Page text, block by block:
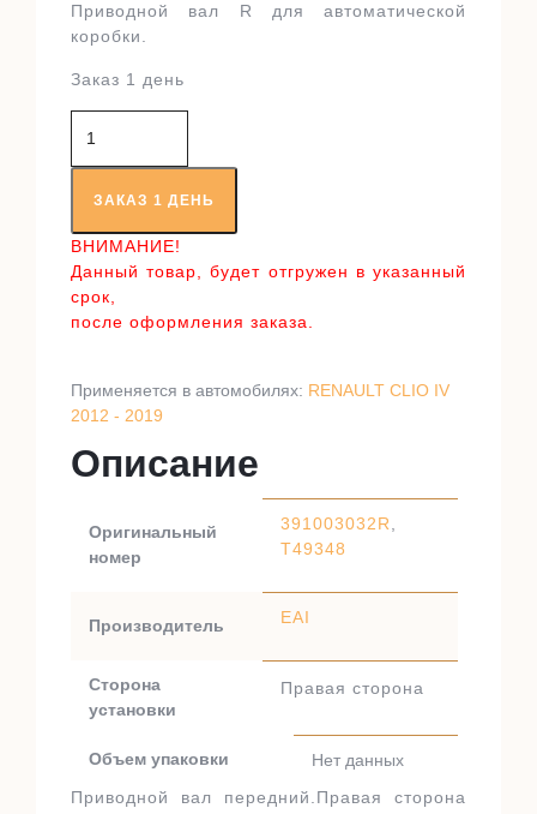
Приводной вал R для автоматической
коробки.
Заказ 1 день
товара
Приводной
валЗАКАЗ 1 ДЕНЬ
ВНИМАНИЕ!
Данный товар, будет отгружен в указанный
срок,
после оформления заказа.
Применяется в автомобилях: RENAULT CLIO IV
2012 - 2019
Описание
Оригинальный
номер
391003032R,
T49348
Производитель EAI
Сторона
установки
Правая сторона
Объем упаковки
Нет данных
Приводной вал передний.Правая сторона